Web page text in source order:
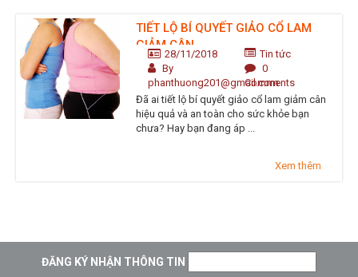
TIẾT LỘ BÍ QUYẾT GIẢO CỔ LAM
GIẢM CÂN
28/11/2018
Tin tức
By
phanthuong201@gmail.com
0
Comments
Đã ai tiết lộ bí quyết giảo cổ lam giảm cân
hiệu quả và an toàn cho sức khỏe bạn
chưa? Hay bạn đang áp ...
Xem thêm
ĐĂNG KÝ NHẬN THÔNG TIN